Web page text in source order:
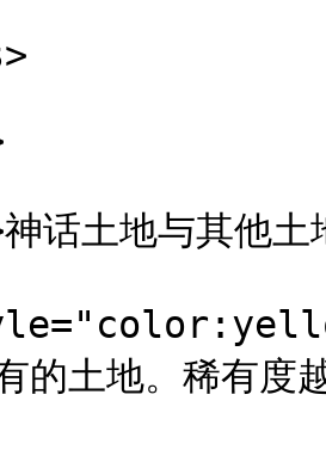
话土地与其他
的土地。稀有度